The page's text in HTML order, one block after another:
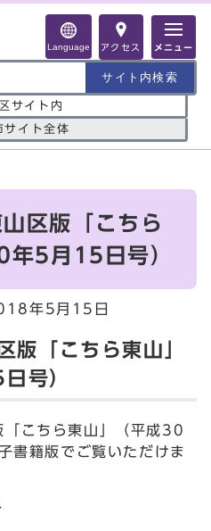
Language アクセス メニュー
サイト内
サイト全体
区版「こちら
年5月15日号）
年5月15日
版「こちら東山」
号）
「こちら東山」（平成30
書籍版でご覧いただけま